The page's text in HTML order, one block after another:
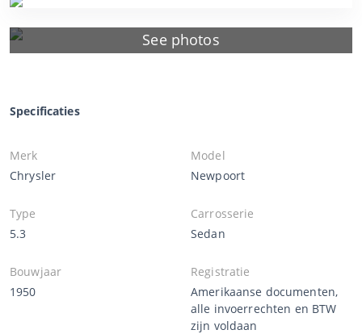
See photos
Specificaties
Merk
Chrysler
Model
Newpoort
Type
5.3
Carrosserie
Sedan
Bouwjaar
1950
Registratie
Amerikaanse documenten,
alle invoerrechten en BTW
zijn voldaan